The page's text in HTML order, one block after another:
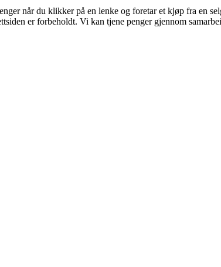
når du klikker på en lenke og foretar et kjøp fra en
er forbeholdt. Vi kan tjene penger gjennom